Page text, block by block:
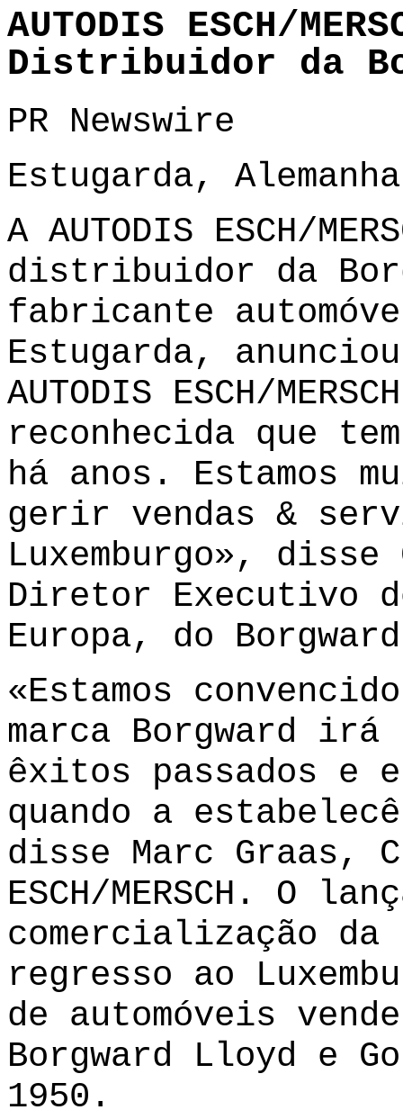
AUTODIS ESCH/
Distribuidor da
PR Newswire
Estugarda,
A AUTODIS ESCH/
distribuidor da
fabricante
Estugarda,
AUTODIS ESCH/
reconhecida que
há anos. Estamos
gerir vendas &
Luxemburgo»,
Diretor Executivo
Europa, do
«Estamos
marca Borgward irá
êxitos passados e
quando a
disse Marc Graas,
ESCH/MERSCH. O
comercialização da
regresso ao
de automóveis
Borgward Lloyd e
1950.